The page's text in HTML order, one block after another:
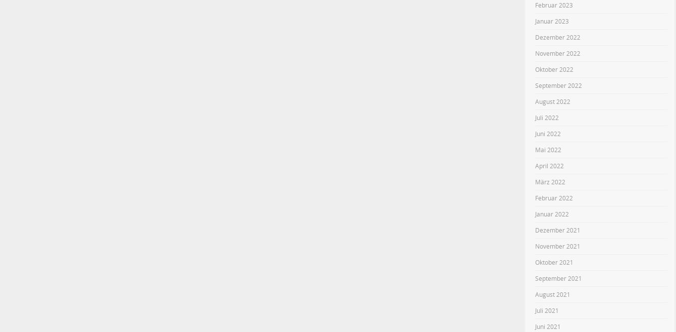
Februar 2023
Januar 2023
Dezember 2022
November 2022
Oktober 2022
September 2022
August 2022
Juli 2022
Juni 2022
Mai 2022
April 2022
März 2022
Februar 2022
Januar 2022
Dezember 2021
November 2021
Oktober 2021
September 2021
August 2021
Juli 2021
Juni 2021